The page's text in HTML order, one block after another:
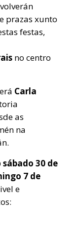
prazas xunto
festas,
no centro
Carla
as
na
30 de
7 de
e